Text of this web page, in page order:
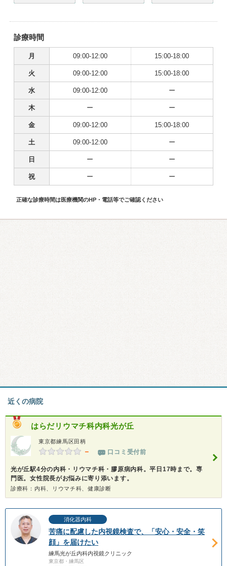
診療時間
月 09:00-12:00 15:00-18:00
火 09:00-12:00 15:00-18:00
水 09:00-12:00 ー
木 ー ー
金 09:00-12:00 15:00-18:00
土 09:00-12:00 ー
日 ー ー
祝 ー ー
正確な診療時間は医療機関のHP・電話等でご確認ください
近くの病院
はらだリウマチ科内科光が丘
東京都練馬区田柄
－ 口コミ受付前
光が丘駅4分の内科・リウマチ科・膠原病内科。平日17時まで。専
門医。女性院長がお悩みに寄り添います。
診療科：内科、リウマチ科、健康診断
消化器内科
苦痛に配慮した内視鏡検査で、「安心・安全・笑
顔」を届けたい
練馬光が丘内科内視鏡クリニック
東京都・練馬区